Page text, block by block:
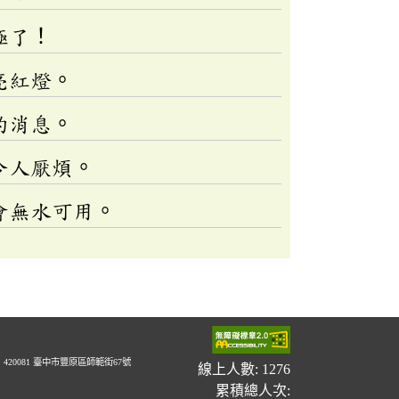
！
燈。
息。
人厭煩。
水可用。
臺中市豐原區師範街67號
線上人數: 1276
累積總人次: